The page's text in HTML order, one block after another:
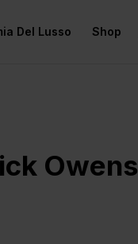
Del Lusso Shop
Owens